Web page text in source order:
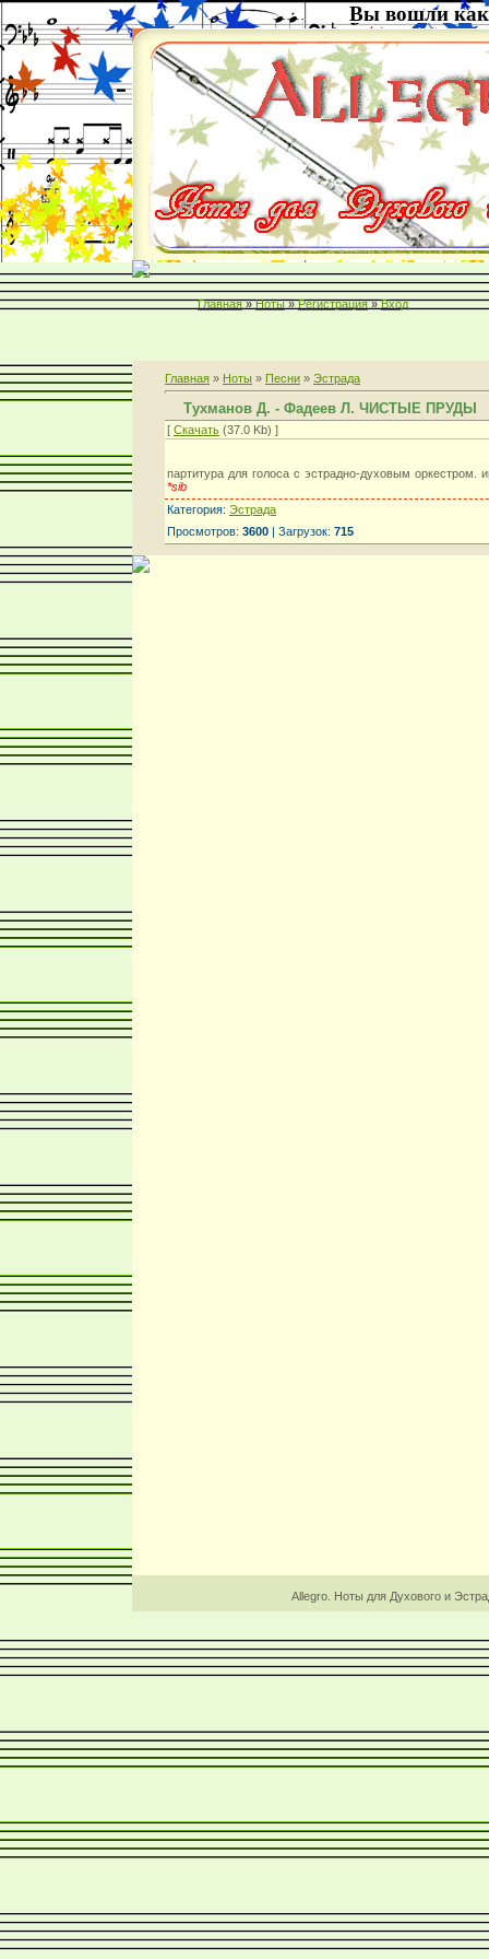
Вы вошли как
Главная » Ноты » Регистрация » Вход
Главная » Ноты » Песни » Эстрада
Тухманов Д. - Фадеев Л. ЧИСТЫЕ ПРУДЫ
[ Скачать (37.0 Kb) ]
партитура для голоса с эстрадно-духовым оркестром.
*sib
Категория: Эстрада
Просмотров: 3600 | Загрузок: 715
Allegro. Ноты для Духового и